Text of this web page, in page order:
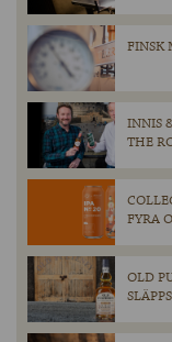
FINSK
INNIS
THE
FYRA
OLD